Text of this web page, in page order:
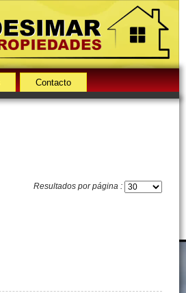
Contacto
Resultados por página :